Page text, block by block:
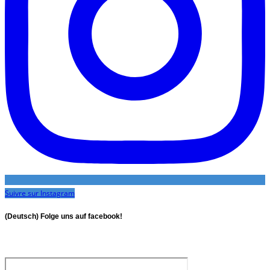
Suivre sur Instagram
(Deutsch) Folge uns auf facebook!